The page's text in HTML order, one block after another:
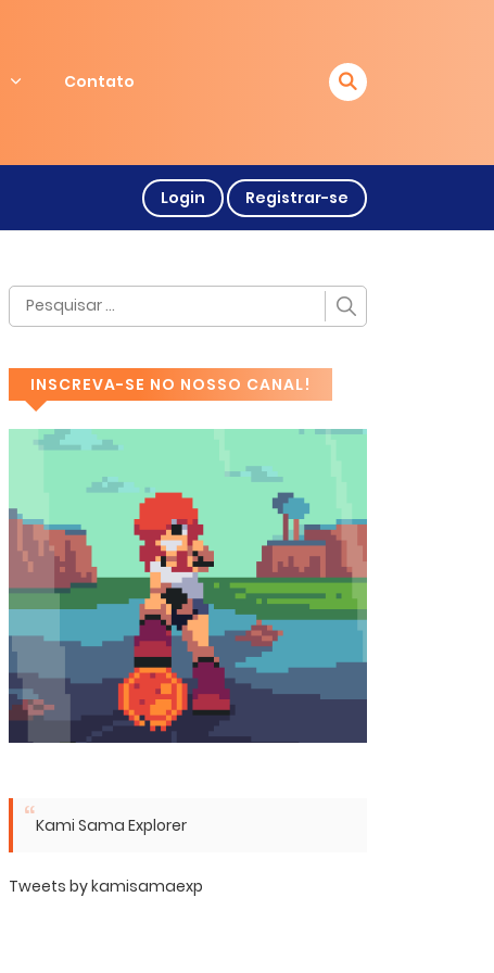
Contato
Login Registrar-se
INSCREVA-SE NO NOSSO CANAL!
Kami Sama Explorer
Tweets by kamisamaexp